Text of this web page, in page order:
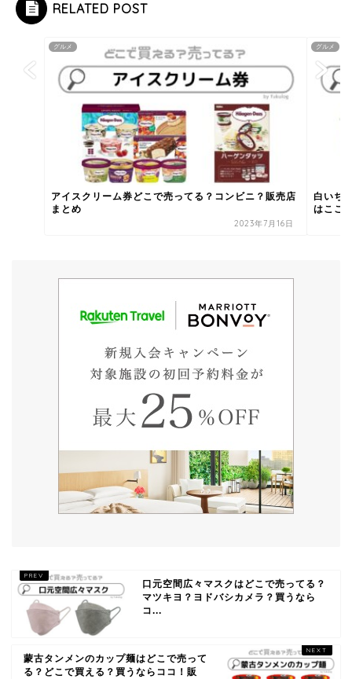
RELATED POST
グルメ
アイスクリーム券どこで売ってる？コンビニ？販売店
まとめ
2023年7月16日
グルメ
白いち
はここ
口元空間広々マスクはどこで売ってる？
マツキヨ？ヨドバシカメラ？買うなら
コ...
蒙古タンメンのカップ麺はどこで売って
る？どこで買える？買うならココ！販